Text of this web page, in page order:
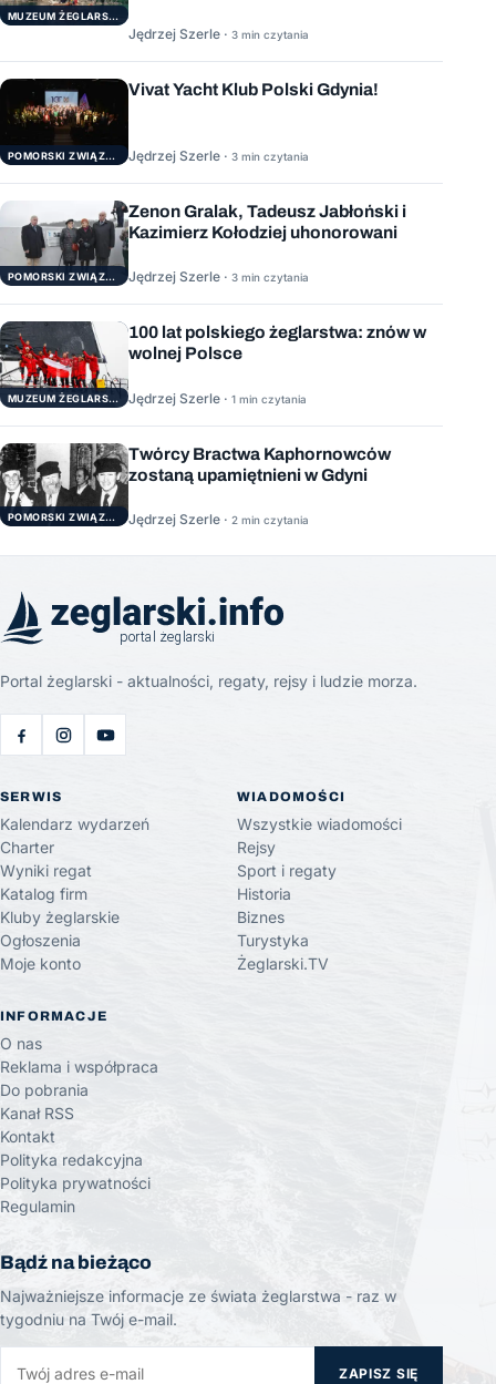
MUZEUM ŻEGLARSTWA POMORSKIEGO
Jędrzej Szerle · 3 min czytania
POMORSKI ZWIĄZEK ŻEGLARSKI
Vivat Yacht Klub Polski Gdynia!
Jędrzej Szerle · 3 min czytania
POMORSKI ZWIĄZEK ŻEGLARSKI
Zenon Gralak, Tadeusz Jabłoński i
Kazimierz Kołodziej uhonorowani
Jędrzej Szerle · 3 min czytania
MUZEUM ŻEGLARSTWA POMORSKIEGO
100 lat polskiego żeglarstwa: znów w
wolnej Polsce
Jędrzej Szerle · 1 min czytania
POMORSKI ZWIĄZEK ŻEGLARSKI
Twórcy Bractwa Kaphornowców
zostaną upamiętnieni w Gdyni
Jędrzej Szerle · 2 min czytania
Portal żeglarski - aktualności, regaty, rejsy i ludzie morza.
SERWIS
Kalendarz wydarzeń
Charter
Wyniki regat
Katalog firm
Kluby żeglarskie
Ogłoszenia
Moje konto
WIADOMOŚCI
Wszystkie wiadomości
Rejsy
Sport i regaty
Historia
Biznes
Turystyka
Żeglarski.TV
INFORMACJE
O nas
Reklama i współpraca
Do pobrania
Kanał RSS
Kontakt
Polityka redakcyjna
Polityka prywatności
Regulamin
Bądź na bieżąco
Najważniejsze informacje ze świata żeglarstwa - raz w
tygodniu na Twój e-mail.
ZAPISZ SIĘ